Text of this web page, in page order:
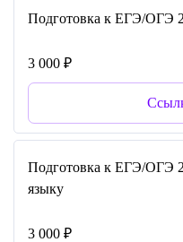
Подготовка к ЕГЭ/ОГЭ
3 000 ₽
Подготовка к ЕГЭ/ОГЭ
языку
3 000 ₽